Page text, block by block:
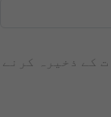
کے ذخیرہ کرنے